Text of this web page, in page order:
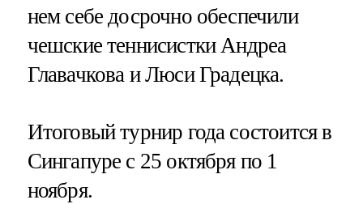
нем себе досрочно обеспечили
чешские теннисистки Андреа
Главачкова и Люси Градецка.
Итоговый турнир года состоится в
Сингапуре с 25 октября по 1
ноября.